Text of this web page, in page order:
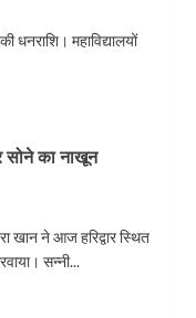
धनराशि। महाविद्यालयों
सोने का नाखून
खान ने आज हरिद्वार स्थित
सन्नी...